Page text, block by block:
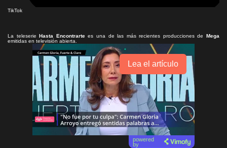
TikTok
La teleserieHasta Encontrartees una de las más recientes producciones deMega
emitidas en televisión abierta.
Lea el artículo
powered
by